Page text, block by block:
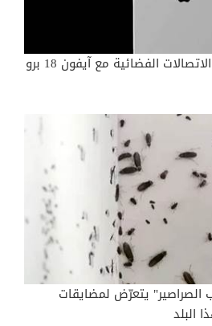
الفضائية مع آيفون 18 برو
الصراصير" يتعرّض لمضايقات
البلد